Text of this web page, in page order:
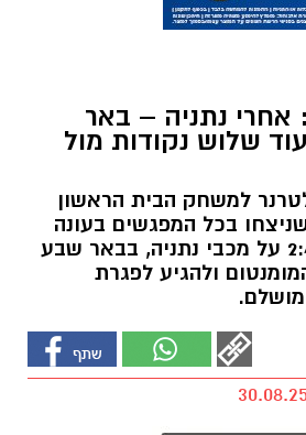
הערב ב-20:30: אחרי נתניה – באר
שלוש נקודות מול
למשחק הבית הראשון
בכל המפגשים בעונה
שעברה. אחרי ה־2:4 על מכבי נתניה, בבאר שבע
ולהגיע לפגרת